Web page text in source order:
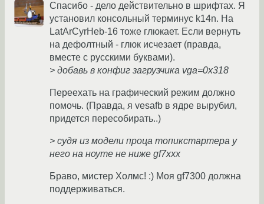
Спасибо - дело действительно в шрифтах. Я
установил консольный терминус k14n. На
LatArCyrHeb-16 тоже глюкает. Если вернуть
на дефолтный - глюк исчезает (правда,
вместе с русскими буквами).
> добавь в конфиг загрузчика vga=0x318
Переехать на графический режим должно
помочь. (Правда, я vesafb в ядре вырубил,
придется пересобирать..)
> судя из модели проца топикстартера у
него на ноуте не ниже gf7xxx
Браво, мистер Холмс! :) Моя gf7300 должна
поддерживаться.